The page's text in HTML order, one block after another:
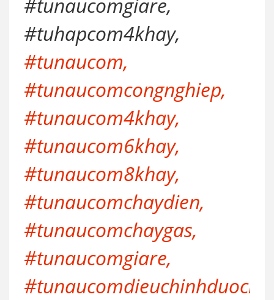
#tunaucomgiare,
#tuhapcom4khay,
#tunaucom,
#tunaucomcongnghiep,
#tunaucom4khay,
#tunaucom6khay,
#tunaucom8khay,
#tunaucomchaydien,
#tunaucomchaygas,
#tunaucomgiare,